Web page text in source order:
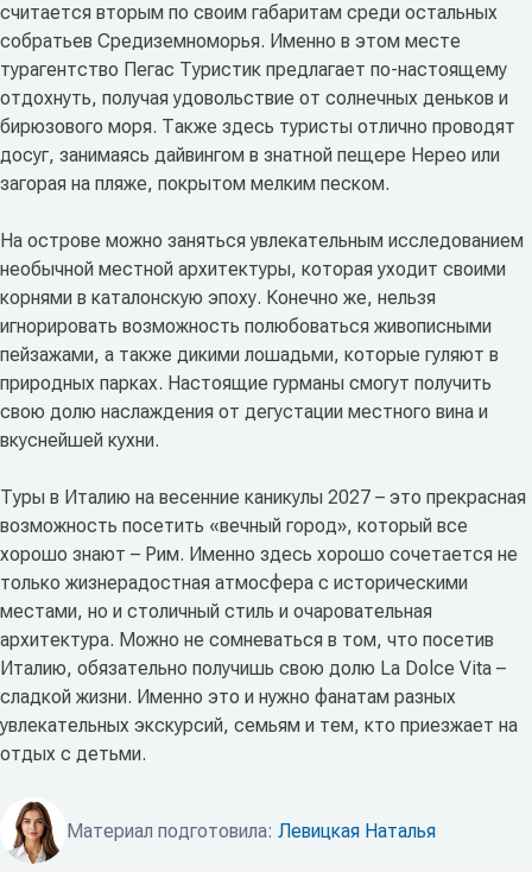
считается вторым по своим габаритам среди остальных
собратьев Средиземноморья. Именно в этом месте
турагентство Пегас Туристик предлагает по-настоящему
отдохнуть, получая удовольствие от солнечных деньков и
бирюзового моря. Также здесь туристы отлично проводят
досуг, занимаясь дайвингом в знатной пещере Нерео или
загорая на пляже, покрытом мелким песком.
На острове можно заняться увлекательным исследованием
необычной местной архитектуры, которая уходит своими
корнями в каталонскую эпоху. Конечно же, нельзя
игнорировать возможность полюбоваться живописными
пейзажами, а также дикими лошадьми, которые гуляют в
природных парках. Настоящие гурманы смогут получить
свою долю наслаждения от дегустации местного вина и
вкуснейшей кухни.
Туры в Италию на весенние каникулы 2027 – это прекрасная
возможность посетить «вечный город», который все
хорошо знают – Рим. Именно здесь хорошо сочетается не
только жизнерадостная атмосфера с историческими
местами, но и столичный стиль и очаровательная
архитектура. Можно не сомневаться в том, что посетив
Италию, обязательно получишь свою долю La Dolce Vita –
сладкой жизни. Именно это и нужно фанатам разных
увлекательных экскурсий, семьям и тем, кто приезжает на
отдых с детьми.
Материал подготовила: Левицкая Наталья